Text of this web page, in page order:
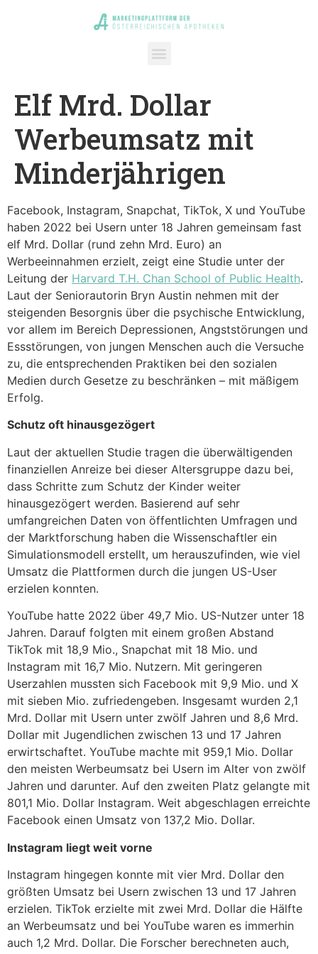
Elf Mrd. Dollar
Werbeumsatz mit
Minderjährigen
Facebook, Instagram, Snapchat, TikTok, X und YouTube
haben 2022 bei Usern unter 18 Jahren gemeinsam fast
elf Mrd. Dollar (rund zehn Mrd. Euro) an
Werbeeinnahmen erzielt, zeigt eine Studie unter der
Leitung der Harvard T.H. Chan School of Public Health.
Laut der Seniorautorin Bryn Austin nehmen mit der
steigenden Besorgnis über die psychische Entwicklung,
vor allem im Bereich Depressionen, Angststörungen und
Essstörungen, von jungen Menschen auch die Versuche
zu, die entsprechenden Praktiken bei den sozialen
Medien durch Gesetze zu beschränken – mit mäßigem
Erfolg.
Schutz oft hinausgezögert
Laut der aktuellen Studie tragen die überwältigenden
finanziellen Anreize bei dieser Altersgruppe dazu bei,
dass Schritte zum Schutz der Kinder weiter
hinausgezögert werden. Basierend auf sehr
umfangreichen Daten von öffentlichten Umfragen und
der Marktforschung haben die Wissenschaftler ein
Simulationsmodell erstellt, um herauszufinden, wie viel
Umsatz die Plattformen durch die jungen US-User
erzielen konnten.
YouTube hatte 2022 über 49,7 Mio. US-Nutzer unter 18
Jahren. Darauf folgten mit einem großen Abstand
TikTok mit 18,9 Mio., Snapchat mit 18 Mio. und
Instagram mit 16,7 Mio. Nutzern. Mit geringeren
Userzahlen mussten sich Facebook mit 9,9 Mio. und X
mit sieben Mio. zufriedengeben. Insgesamt wurden 2,1
Mrd. Dollar mit Usern unter zwölf Jahren und 8,6 Mrd.
Dollar mit Jugendlichen zwischen 13 und 17 Jahren
erwirtschaftet. YouTube machte mit 959,1 Mio. Dollar
den meisten Werbeumsatz bei Usern im Alter von zwölf
Jahren und darunter. Auf den zweiten Platz gelangte mit
801,1 Mio. Dollar Instagram. Weit abgeschlagen erreichte
Facebook einen Umsatz von 137,2 Mio. Dollar.
Instagram liegt weit vorne
Instagram hingegen konnte mit vier Mrd. Dollar den
größten Umsatz bei Usern zwischen 13 und 17 Jahren
erzielen. TikTok erzielte mit zwei Mrd. Dollar die Hälfte
an Werbeumsatz und bei YouTube waren es immerhin
auch 1,2 Mrd. Dollar. Die Forscher berechneten auch,